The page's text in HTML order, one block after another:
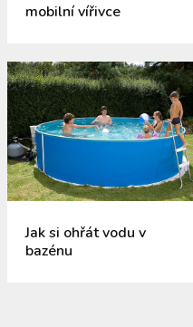
mobilní vířivce
Jak si ohřát vodu v
bazénu